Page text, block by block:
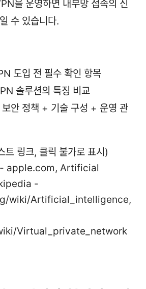
을 운영하면 내부망 접속의 신
수 있습니다.
도입 전 필수 확인 항목
솔루션의 특징 비교
보안 정책 + 기술 구성 + 운영 관
트 링크, 클릭 불가로 표시)
apple.com, Artificial
-
wiki/Artificial_intelligence,
Virtual_private_network